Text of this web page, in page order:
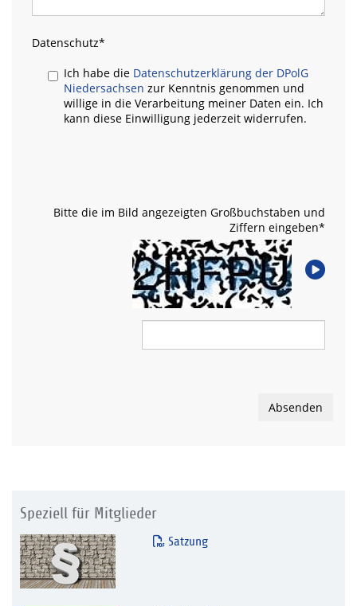
Datenschutz*
Ich habe die Datenschutzerklärung der DPolG
Niedersachsen zur Kenntnis genommen und
willige in die Verarbeitung meiner Daten ein. Ich
kann diese Einwilligung jederzeit widerrufen.
Bitte die im Bild angezeigten Großbuchstaben und
Ziffern eingeben*
Absenden
Speziell für Mitglieder
Satzung